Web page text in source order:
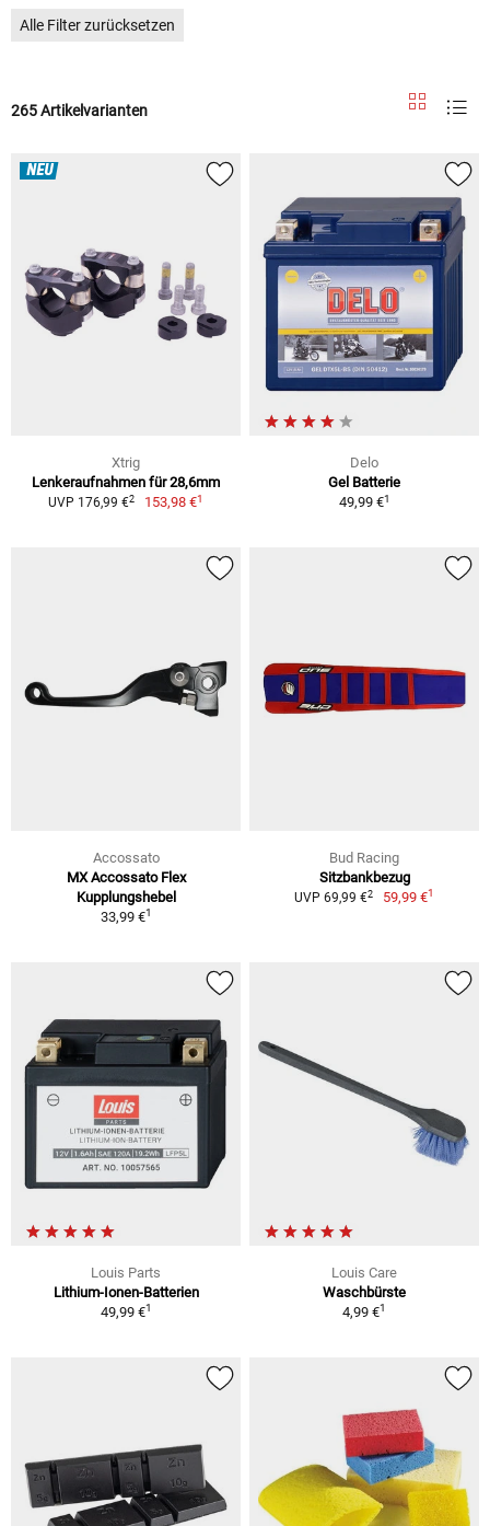
Alle Filter zurücksetzen
265 Artikelvarianten
NEU
Xtrig
Lenkeraufnahmen für 28,6mm
UVP 176,99 €2 153,98 €1
Delo
Gel Batterie
49,99 €1
Accossato
MX Accossato Flex
Kupplungshebel
33,99 €1
Bud Racing
Sitzbankbezug
UVP 69,99 €2 59,99 €1
Louis Parts
Lithium-Ionen-Batterien
49,99 €1
Louis Care
Waschbürste
4,99 €1